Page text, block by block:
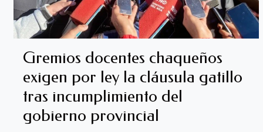
Gremios docentes chaqueños
exigen por ley la cláusula gatillo
tras incumplimiento del
gobierno provincial